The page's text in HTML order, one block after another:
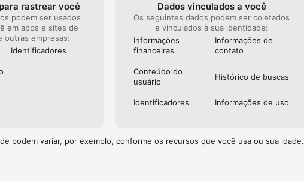
com integrações exclusivas de aplicativos
off-line - ouça suas músicas e playlists favoritas a qualquer hora, em qualquer
favoritos por meio de royalties acionados por fãs
a você uma audição off-line e sem anúncios de tudo, desde as músicas mais
mais populares.
rastrear você
podem ser usados
em apps e sites de
outras empresas:
Identificado­res
Dados vinculados a você
Os seguintes dados podem ser coletados
e vinculados à sua identidade:
Informações
financeiras
Informações de
contato
Conteúdo do
usuário
Histórico de buscas
Identificado­res Informações de uso
podem variar, por exemplo, conforme os recursos que você usa ou sua idade.